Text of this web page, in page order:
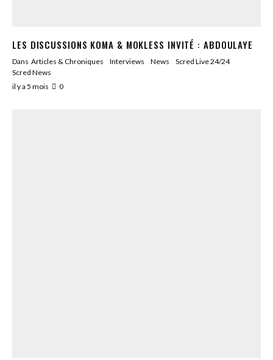
LES DISCUSSIONS KOMA & MOKLESS INVITÉ : ABDOULAYE
Dans Articles & Chroniques Interviews News
Scred Live 24/24
Scred News
il y a 5 mois
0